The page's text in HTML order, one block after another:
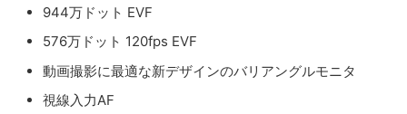
944万ドット EVF
576万ドット 120fps EVF
動画撮影に最適な新デザインのバリアングルモニタ
視線入力AF